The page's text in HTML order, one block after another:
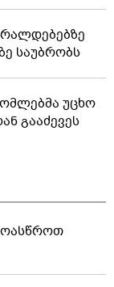
საუბრობს
უცხო
გააძევეს